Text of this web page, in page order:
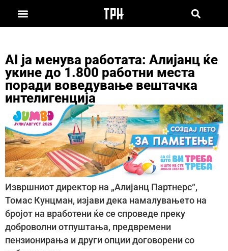
AI ја менува работата: Алијанц ќе
укине до 1.800 работни места
поради воведување вештачка
интелигенција
Извршниот директор на „Алијанц Партнерс“,
Томас Кунцман, изјави дека намалувањето на
бројот на вработени ќе се спроведе преку
доброволни отпуштања, предвремени
пензионирања и други опции договорени со